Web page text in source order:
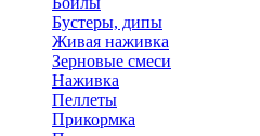
Бустеры, дипы
Живая наживка
Зерновые смеси
Наживка
Пеллеты
Прикормка